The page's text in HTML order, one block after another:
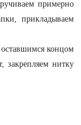
примерно
прикладываем
концом
закрепляем нитку